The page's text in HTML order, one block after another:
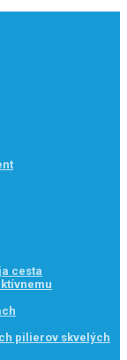
cesta
pilierov skvelých